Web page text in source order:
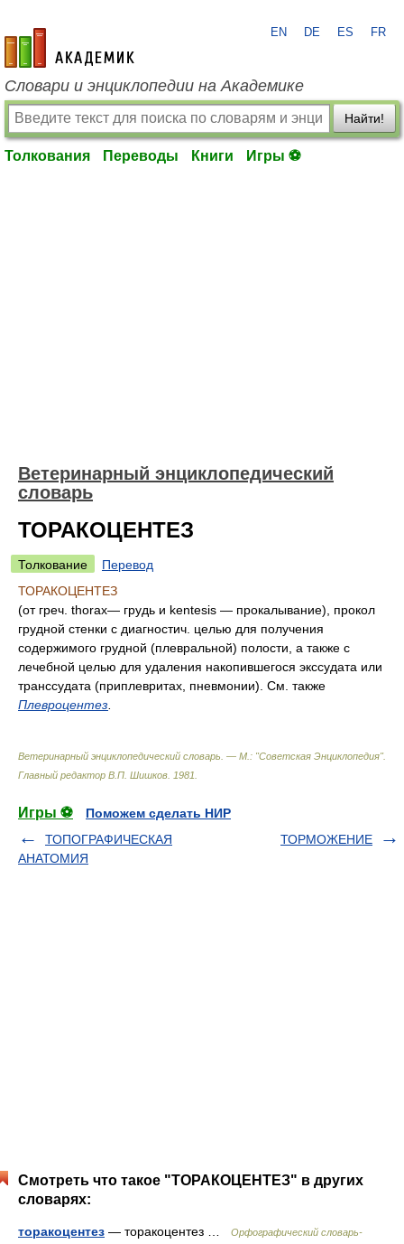
academic.ru
EN DE ES FR
Словари и энциклопедии на Академике
Найти!
Толкования Переводы Книги Игры ⚽
Ветеринарный энциклопедический
словарь
ТОРАКОЦЕНТЕЗ
Толкование
Перевод
ТОРАКОЦЕНТЕЗ
(от греч. thоrax— грудь и kentesis — прокалывание), прокол
грудной стенки с диагностич. целью для получения
содержимого грудной (плевральной) полости, а также с
лечебной целью для удаления накопившегося экссудата или
транссудата (приплевритах, пневмонии). См. также
Плевроцентез
Ветеринарный энциклопедический словарь. — М.: "Советская Энциклопедия".
Главный редактор В.П. Шишков 1981
Игры ⚽
Поможем сделать НИР
ТОПОГРАФИЧЕСКАЯ
АНАТОМИЯ
ТОРМОЖЕНИЕ
Смотреть что такое "ТОРАКОЦЕНТЕЗ" в других
словарях:
торакоцентез — торакоцентез …
Орфографический словарь-